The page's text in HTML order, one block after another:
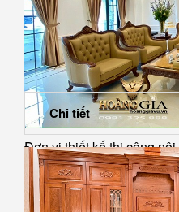
Đơn vị thiết kế thi công
Chi tiết